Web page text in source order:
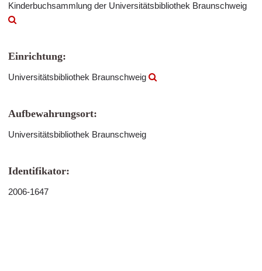
Kinderbuchsammlung der Universitätsbibliothek Braunschweig
Einrichtung:
Universitätsbibliothek Braunschweig
Aufbewahrungsort:
Universitätsbibliothek Braunschweig
Identifikator:
2006-1647